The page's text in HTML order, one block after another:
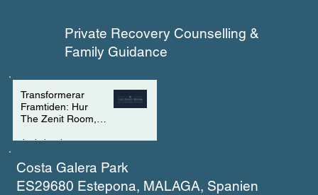
Private Recovery Counselling &
Family Guidance
Transformerar
Framtiden: Hur
The Zenit Room,
Academy, London
vägar till tillfrisknad
4 min läsning
Costa Galera Park
ES29680 Estepona, MALAGA, Spanien